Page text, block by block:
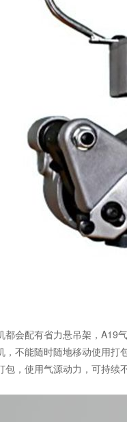
都会配有省力悬吊架，A19
，不能随时随地移动使用
包，使用气源动力，可持